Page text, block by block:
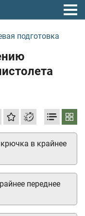
подготовка
в крайнее
переднее